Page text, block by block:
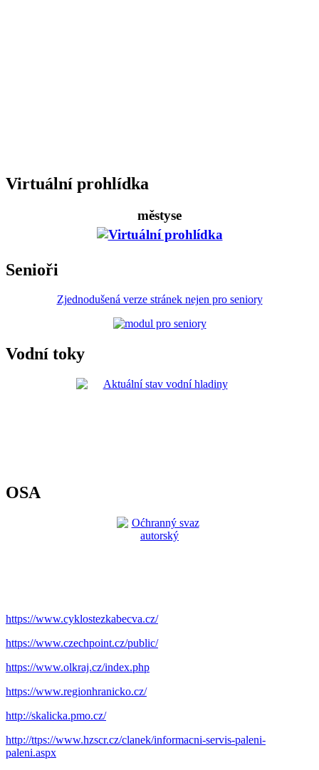
Virtuální prohlídka
městyse
Senioři
Zjednodušená verze stránek nejen pro seniory
Vodní toky
OSA
https://www.cyklostezkabecva.cz/
https://www.czechpoint.cz/public/
https://www.olkraj.cz/index.php
https://www.regionhranicko.cz/
http://skalicka.pmo.cz/
http://ttps://www.hzscr.cz/clanek/informacni-servis-paleni-
paleni.aspx